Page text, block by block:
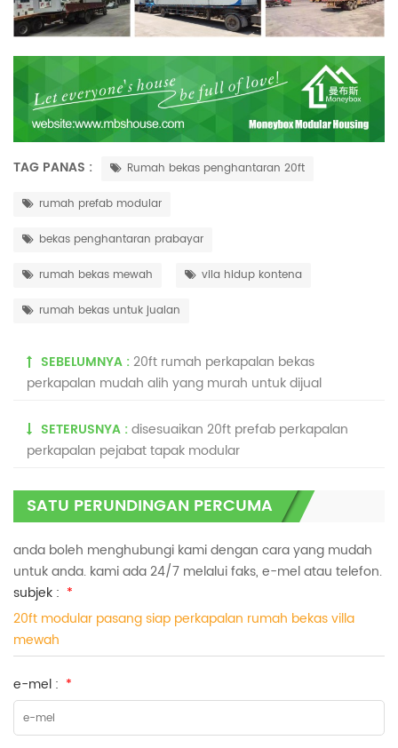
TAG PANAS : Rumah bekas penghantaran 20ft
rumah prefab modular
bekas penghantaran prabayar
rumah bekas mewah vila hidup kontena
rumah bekas untuk jualan
SEBELUMNYA :20ft rumah perkapalan bekas
perkapalan mudah alih yang murah untuk dijual
SETERUSNYA :disesuaikan 20ft prefab perkapalan
perkapalan pejabat tapak modular
SATU PERUNDINGAN PERCUMA
anda boleh menghubungi kami dengan cara yang mudah
untuk anda. kami ada 24/7 melalui faks, e-mel atau telefon.
subjek : *
20ft modular pasang siap perkapalan rumah bekas villa
mewah
e-mel : *